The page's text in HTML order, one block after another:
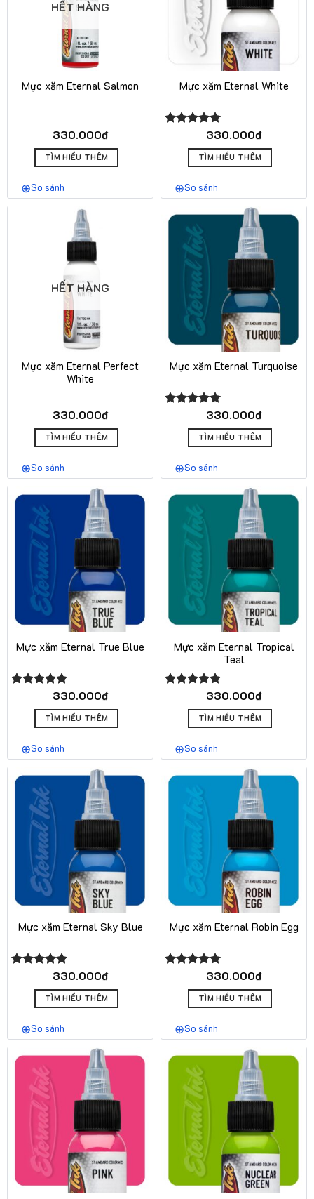
HẾT HÀNG
Mực xăm Eternal Salmon
330.000₫
TÌM HIỂU THÊM
So sánh
Mực xăm Eternal White
Được xếp330.000₫
TÌM HIỂU THÊM
So sánh
HẾT HÀNG
Mực xăm Eternal Perfect
White
330.000₫
TÌM HIỂU THÊM
So sánh
Mực xăm Eternal Turquoise
Được xếp
hạng5.00
330.000₫
TÌM HIỂU THÊM
So sánh
Mực xăm Eternal True Blue
Được xếp330.000₫
TÌM HIỂU THÊM
So sánh
Mực xăm Eternal Tropical
Teal
Được xếp330.000₫
TÌM HIỂU THÊM
So sánh
Mực xăm Eternal Sky Blue
Được xếp
hạng5.00
330.000₫
TÌM HIỂU THÊM
So sánh
Mực xăm Eternal Robin Egg
Được xếp
hạng5.00
330.000₫
TÌM HIỂU THÊM
So sánh